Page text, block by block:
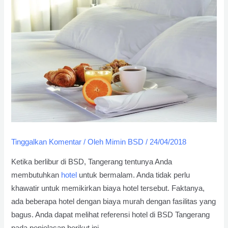
Tinggalkan Komentar / Oleh Mimin BSD/24/04/2018
Ketika berlibur di BSD, Tangerang tentunya Anda
membutuhkan hotel untuk bermalam. Anda tidak perlu
khawatir untuk memikirkan biaya hotel tersebut. Faktanya,
ada beberapa hotel dengan biaya murah dengan fasilitas yang
bagus. Anda dapat melihat referensi hotel di BSD Tangerang